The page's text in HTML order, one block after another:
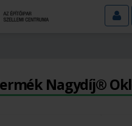
Nagydíj®